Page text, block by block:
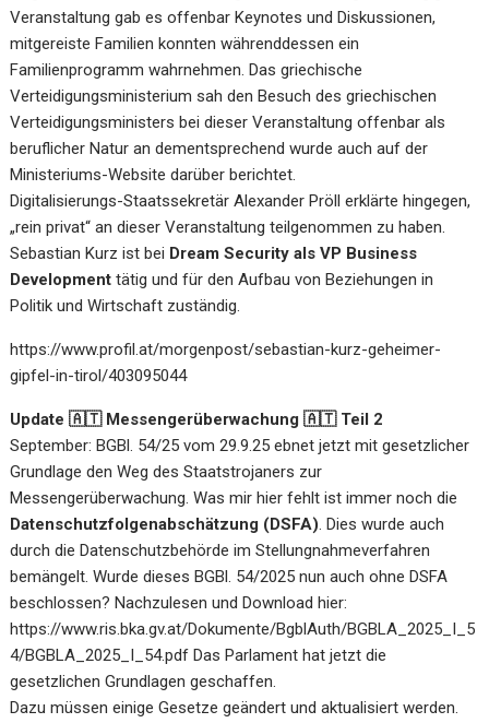
Veranstaltung gab es offenbar Keynotes und Diskussionen,
mitgereiste Familien konnten währenddessen ein
Familienprogramm wahrnehmen. Das griechische
Verteidigungsministerium sah den Besuch des griechischen
Verteidigungsministers bei dieser Veranstaltung offenbar als
beruflicher Natur an dementsprechend wurde auch auf der
Ministeriums-Website darüber berichtet.
Digitalisierungs-Staatssekretär Alexander Pröll erklärte hingegen,
„rein privat“ an dieser Veranstaltung teilgenommen zu haben.
Sebastian Kurz ist bei Dream Security als VP Business
Development tätig und für den Aufbau von Beziehungen in
Politik und Wirtschaft zuständig.
https://www.profil.at/morgenpost/sebastian-kurz-geheimer-
gipfel-in-tirol/403095044
Update 🇦🇹 Messengerüberwachung 🇦🇹 Teil 2
September: BGBl. 54/25 vom 29.9.25 ebnet jetzt mit gesetzlicher
Grundlage den Weg des Staatstrojaners zur
Messengerüberwachung. Was mir hier fehlt ist immer noch die
Datenschutzfolgenabschätzung (DSFA). Dies wurde auch
durch die Datenschutzbehörde im Stellungnahmeverfahren
bemängelt. Wurde dieses BGBl. 54/2025 nun auch ohne DSFA
beschlossen? Nachzulesen und Download hier:
https://www.ris.bka.gv.at/Dokumente/BgblAuth/BGBLA_2025_I_5
4/BGBLA_2025_I_54.pdf Das Parlament hat jetzt die
gesetzlichen Grundlagen geschaffen.
Dazu müssen einige Gesetze geändert und aktualisiert werden.